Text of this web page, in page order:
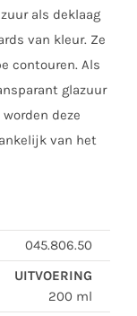
als deklaag
van kleur. Ze
contouren. Als
glazuur
deze
van het
045.806.50
200 ml